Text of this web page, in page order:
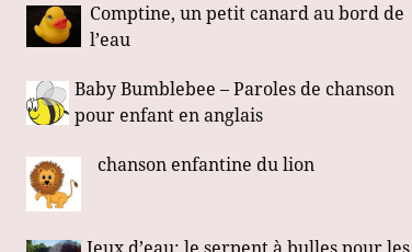
Comptine, un petit canard au bord de
l’eau
Baby Bumblebee – Paroles de chanson
pour enfant en anglais
chanson enfantine du lion